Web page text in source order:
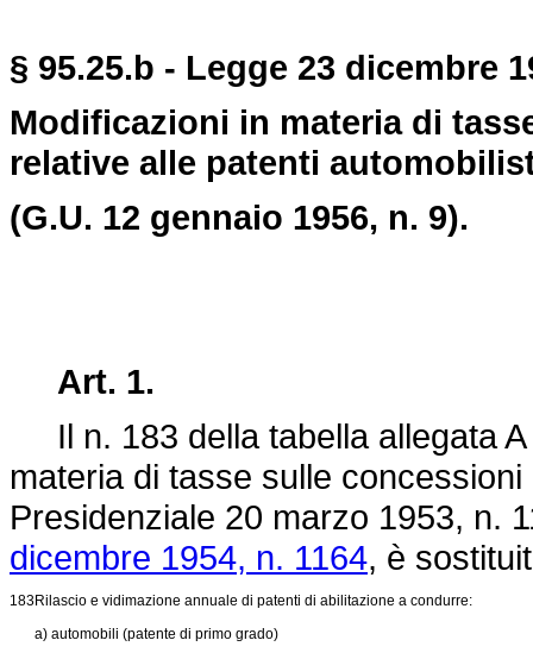
§ 95.25.b - Legge 23 dicembre
Modificazioni in materia di
relative alle patenti
(G.U. 12 gennaio 1956, n. 9).
Art. 1.
Il n. 183 della tabella allegata A
materia di tasse sulle
Presidenziale 20 marzo 1953, n.
dicembre 1954, n. 1164, è
183Rilascio e vidimazione annuale di patenti di abilitazione a condurre:
a) automobili (patente di primo grado)